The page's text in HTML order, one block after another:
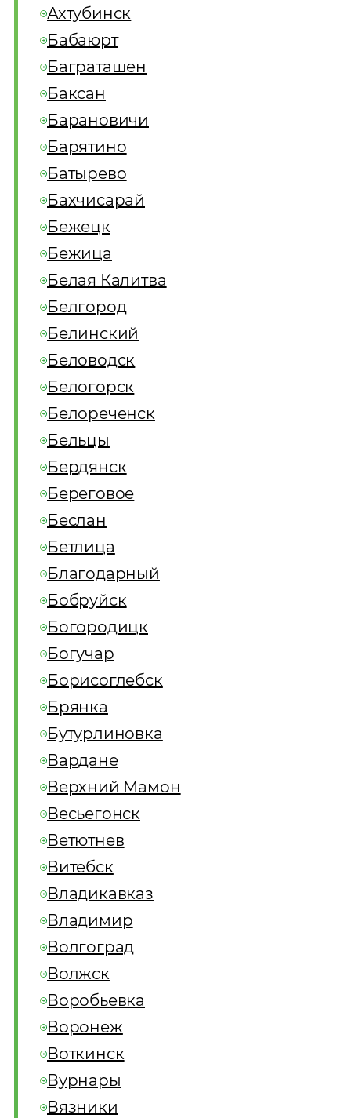
Ахтубинск
Бабаюрт
Баграташен
Баксан
Барановичи
Барятино
Батырево
Бахчисарай
Бежецк
Бежица
Белая Калитва
Белгород
Белинский
Беловодск
Белогорск
Белореченск
Бельцы
Бердянск
Береговое
Беслан
Бетлица
Благодарный
Бобруйск
Богородицк
Богучар
Борисоглебск
Брянка
Бутурлиновка
Вардане
Верхний Мамон
Весьегонск
Ветютнев
Витебск
Владикавказ
Владимир
Волгоград
Волжск
Воробьевка
Воронеж
Воткинск
Вурнары
Вязники